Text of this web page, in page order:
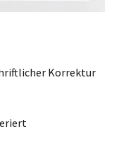
Korrektur